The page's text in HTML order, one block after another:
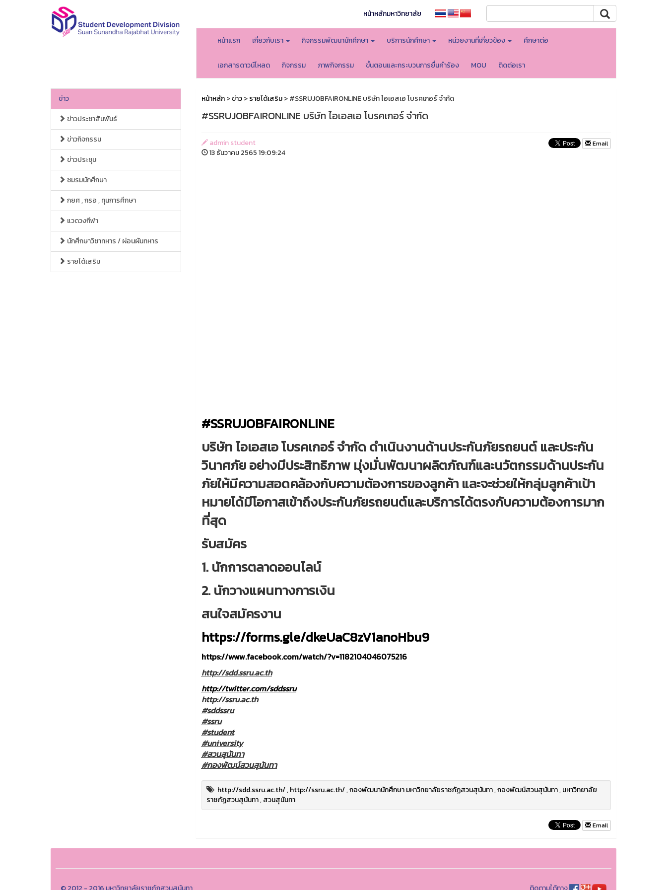
หน้าหลักมหาวิทยาลัย
หน้าแรก เกี่ยวกับเรา กิจกรรมพัฒนานักศึกษา บริการนักศึกษา หน่วยงานที่เกี่ยวข้อง ศึกษาต่อ
เอกสารดาวน์โหลด กิจกรรม ภาพกิจกรรม ขั้นตอนและกระบวนการยื่นคำร้อง MOU ติดต่อเรา
ข่าว
ข่าวประชาสัมพันธ์
ข่าวกิจกรรม
ข่าวประชุม
ชมรมนักศึกษา
กยศ , กรอ , ทุนการศึกษา
แวดวงกีฬา
นักศึกษาวิชาทหาร / ผ่อนผันทหาร
รายได้เสริม
หน้าหลัก>ข่าว>รายได้เสริม> #SSRUJOBFAIRONLINE บริษัท ไอเอสเอ โบรคเกอร์ จำกัด
#SSRUJOBFAIRONLINE บริษัท ไอเอสเอ โบรคเกอร์ จำกัด
admin student
13 ธันวาคม 2565 19:09:24
Email
#SSRUJOBFAIRONLINE
บริษัท ไอเอสเอ โบรคเกอร์ จำกัด ดำเนินงานด้านประกันภัยรถยนต์ และประกัน
วินาศภัย อย่างมีประสิทธิภาพ มุ่งมั่นพัฒนาผลิตภัณฑ์และนวัตกรรมด้านประกัน
ภัยให้มีความสอดคล้องกับความต้องการของลูกค้า และจะช่วยให้กลุ่มลูกค้าเป้า
หมายได้มีโอกาสเข้าถึงประกันภัยรถยนต์และบริการได้ตรงกับความต้องการมาก
ที่สุด
รับสมัคร
1. นักการตลาดออนไลน์
2. นักวางแผนทางการเงิน
สนใจสมัครงาน
https://forms.gle/dkeUaC8zV1anoHbu9
https://www.facebook.com/watch/?v=1182104046075216
http://sdd.ssru.ac.th
http://twitter.com/sddssru
http://ssru.ac.th
#sddssru
#ssru
#student
#university
#สวนสุนันทา
#กองพัฒน์สวนสุนันทา
http://sdd.ssru.ac.th/,http://ssru.ac.th/,กองพัฒนานักศึกษา มหาวิทยาลัยราชภัฏสวนสุนันทา,กองพัฒน์สวนสุนันทา,มหาวิทยาลัย
ราชภัฏสวนสุนันทา,สวนสุนันทา
Email